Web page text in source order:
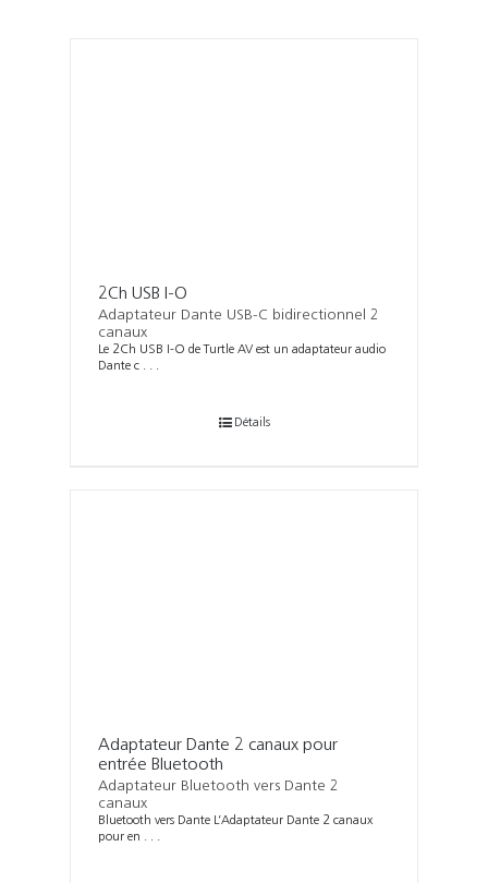
2Ch USB I-O
Adaptateur Dante USB-C bidirectionnel 2
canaux
Le 2Ch USB I-O de Turtle AV est un adaptateur audio
Dante c . . .
Détails
Adaptateur Dante 2 canaux pour
entrée Bluetooth
Adaptateur Bluetooth vers Dante 2
canaux
Bluetooth vers Dante L’Adaptateur Dante 2 canaux
pour en . . .